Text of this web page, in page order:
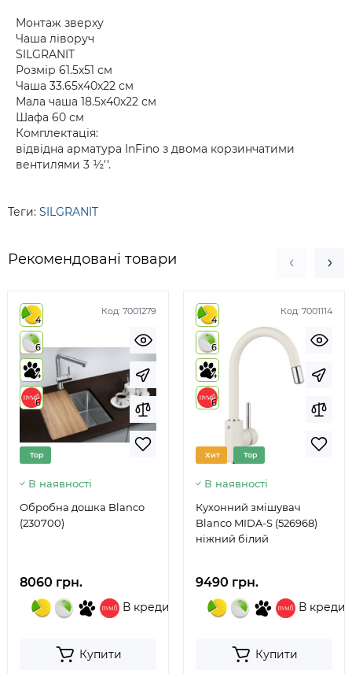
Монтаж зверху
Чаша ліворуч
SILGRANIT
Розмір 61.5х51 см
Чаша 33.65х40х22 см
Мала чаша 18.5х40х22 см
Шафа 60 см
Комплектація:
відвідна арматура InFino з двома корзинчатими
вентилями 3 ½''.
Теги: SILGRANIT
Рекомендовані товари
Код: 7001279
4
6
4
6
Top
В наявності
Обробна дошка Blanco
(230700)
8060 грн.
В кредит
Купити
Код: 7001114
4
6
4
6
Хит Top
В наявності
Кухонний змішувач
Blanco MIDA-S (526968)
ніжний білий
9490 грн.
В кредит
Купити